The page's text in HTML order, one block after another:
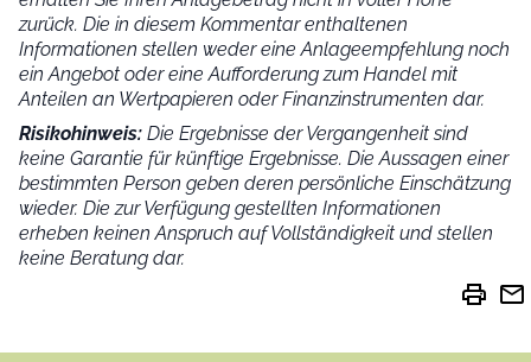
zurück. Die in diesem Kommentar enthaltenen
Informationen stellen weder eine Anlageempfehlung noch
ein Angebot oder eine Aufforderung zum Handel mit
Anteilen an Wertpapieren oder Finanzinstrumenten dar.
Risikohinweis: Die Ergebnisse der Vergangenheit sind
keine Garantie für künftige Ergebnisse. Die Aussagen einer
bestimmten Person geben deren persönliche Einschätzung
wieder. Die zur Verfügung gestellten Informationen
erheben keinen Anspruch auf Vollständigkeit und stellen
keine Beratung dar.
print mail